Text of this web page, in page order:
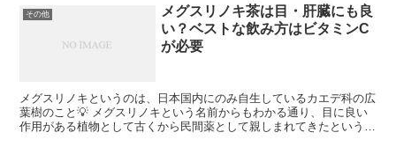
その他
メグスリノキ茶は目・肝臓にも良
い？ベストな飲み方はビタミンC
が必要
メグスリノキというのは、日本国内にのみ自生しているカエデ科の広
葉樹のこと💡 メグスリノキという名前からもわかる通り、目に良い
作用がある植物として古くから民間薬として親しまれてきたという歴